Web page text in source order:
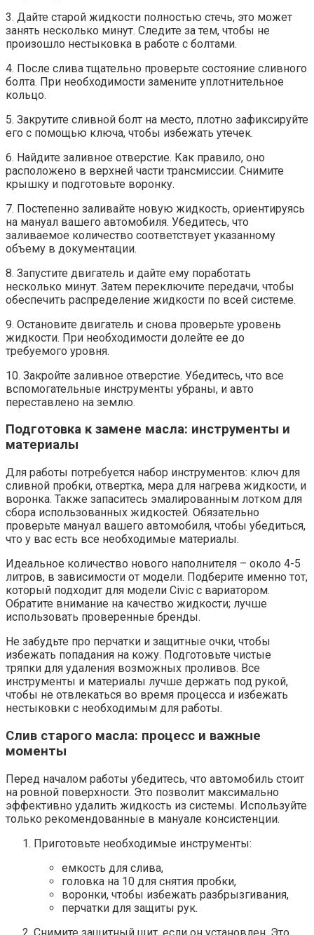
3. Дайте старой жидкости полностью стечь, это может
занять несколько минут. Следите за тем, чтобы не
произошло нестыковка в работе с болтами.
4. После слива тщательно проверьте состояние сливного
болта. При необходимости замените уплотнительное
кольцо.
5. Закрутите сливной болт на место, плотно зафиксируйте
его с помощью ключа, чтобы избежать утечек.
6. Найдите заливное отверстие. Как правило, оно
расположено в верхней части трансмиссии. Снимите
крышку и подготовьте воронку.
7. Постепенно заливайте новую жидкость, ориентируясь
на мануал вашего автомобиля. Убедитесь, что
заливаемое количество соответствует указанному
объему в документации.
8. Запустите двигатель и дайте ему поработать
несколько минут. Затем переключите передачи, чтобы
обеспечить распределение жидкости по всей системе.
9. Остановите двигатель и снова проверьте уровень
жидкости. При необходимости долейте ее до
требуемого уровня.
10. Закройте заливное отверстие. Убедитесь, что все
вспомогательные инструменты убраны, и авто
переставлено на землю.
Подготовка к замене масла: инструменты и
материалы
Для работы потребуется набор инструментов: ключ для
сливной пробки, отвертка, мера для нагрева жидкости, и
воронка. Также запаситесь эмалированным лотком для
сбора использованных жидкостей. Обязательно
проверьте мануал вашего автомобиля, чтобы убедиться,
что у вас есть все необходимые материалы.
Идеальное количество нового наполнителя – около 4-5
литров, в зависимости от модели. Подберите именно тот,
который подходит для модели Civic с вариатором.
Обратите внимание на качество жидкости; лучше
использовать проверенные бренды.
Не забудьте про перчатки и защитные очки, чтобы
избежать попадания на кожу. Подготовьте чистые
тряпки для удаления возможных проливов. Все
инструменты и материалы лучше держать под рукой,
чтобы не отвлекаться во время процесса и избежать
нестыковки с необходимым для работы.
Слив старого масла: процесс и важные
моменты
Перед началом работы убедитесь, что автомобиль стоит
на ровной поверхности. Это позволит максимально
эффективно удалить жидкость из системы. Используйте
только рекомендованные в мануале консистенции.
Приготовьте необходимые инструменты:
емкость для слива,
головка на 10 для снятия пробки,
воронки, чтобы избежать разбрызгивания,
перчатки для защиты рук.
Снимите защитный щит, если он установлен. Это